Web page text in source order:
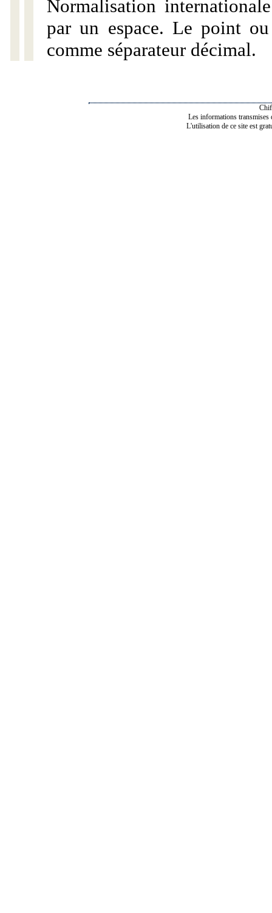
Normalisation
par un espace. Le point
comme séparateur décimal.
Les informations transmises
L'utilisation de ce site est